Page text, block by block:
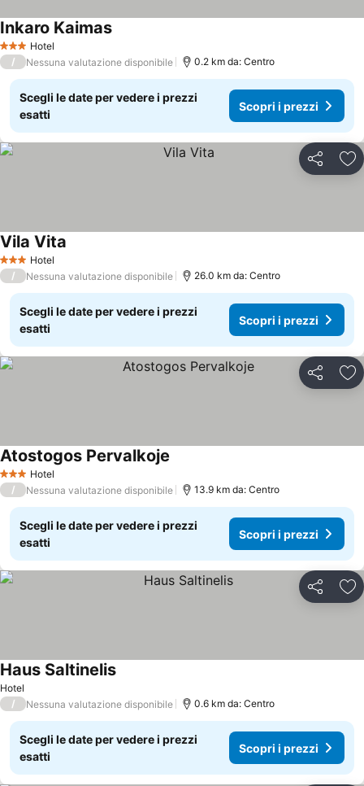
3 StelleHotel
Inkaro KaimasScopri i prezzi
/ Nessuna valutazione disponibile 0.2 km da: Centro
Scegli le date per vedere i prezzi
esatti
Scopri i prezzi
Condividi
3 StelleHotel
Vila Vita
/ Nessuna valutazione disponibile 26.0 km da: Centro
Scegli le date per vedere i prezzi
esatti
Scopri i prezzi
Condividi
3 StelleHotel
Atostogos Pervalkoje
/ Nessuna valutazione disponibile 13.9 km da: Centro
Scegli le date per vedere i prezzi
esatti
Scopri i prezzi
Condividi
Hotel
Haus SaltinelisScopri i prezzi
/ Nessuna valutazione disponibile 0.6 km da: Centro
Scegli le date per vedere i prezzi
esatti
Scopri i prezzi